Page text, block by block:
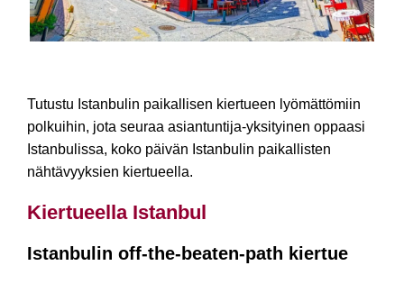
Tutustu Istanbulin paikallisen kiertueen lyömättömiin
polkuihin, jota seuraa asiantuntija-yksityinen oppaasi
Istanbulissa, koko päivän Istanbulin paikallisten
nähtävyyksien kiertueella.
Kiertueella Istanbul
Istanbulin off-the-beaten-path kiertue